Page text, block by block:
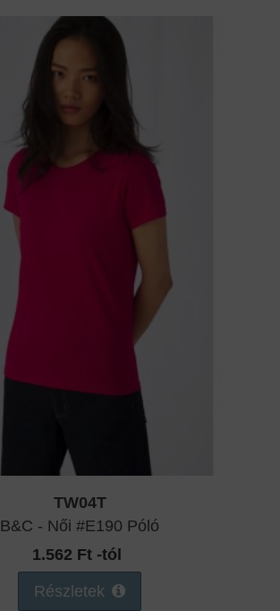
TW04T
B&C - Női #E190 Póló
1.562 Ft -tól
Részletek